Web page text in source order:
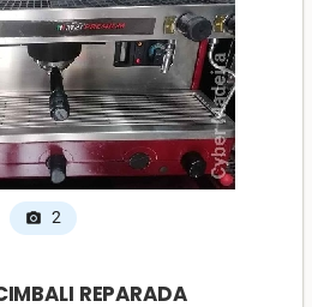
photo_camera 2
REPARADA